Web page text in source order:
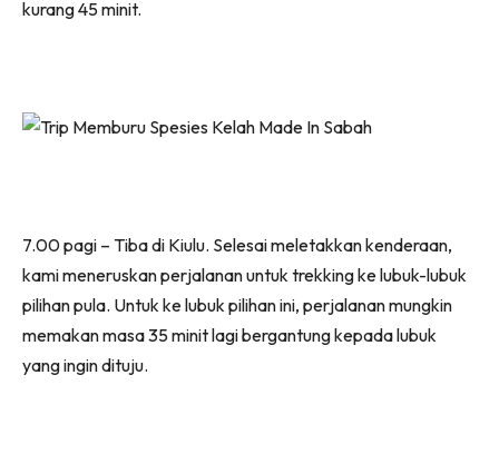
kurang 45 minit.
7.00 pagi – Tiba di Kiulu. Selesai meletakkan kenderaan,
kami meneruskan perjalanan untuk trekking ke lubuk-lubuk
pilihan pula. Untuk ke lubuk pilihan ini, perjalanan mungkin
memakan masa 35 minit lagi bergantung kepada lubuk
yang ingin dituju.